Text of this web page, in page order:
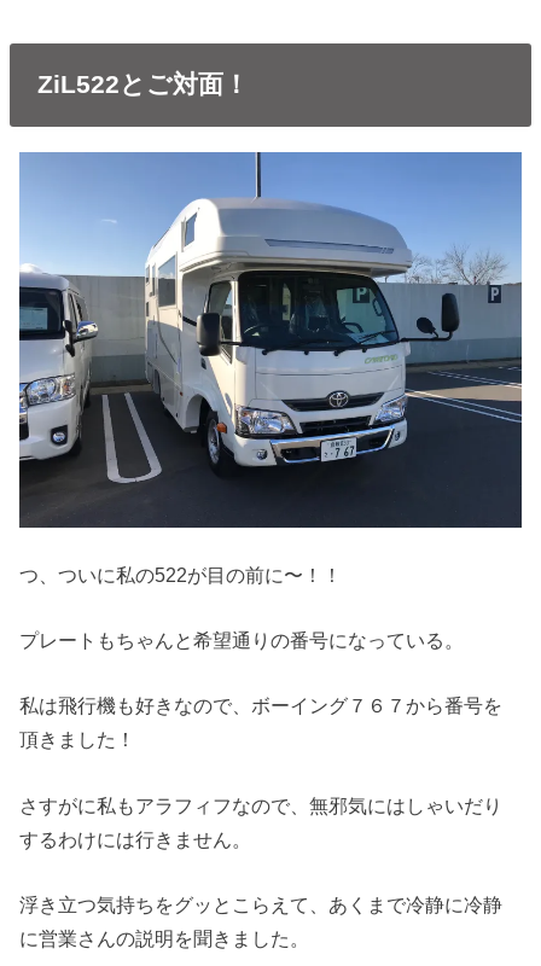
ZiL522とご対面！
つ、ついに私の522が目の前に〜！！
プレートもちゃんと希望通りの番号になっている。
私は飛行機も好きなので、ボーイング７６７から番号を
頂きました！
さすがに私もアラフィフなので、無邪気にはしゃいだり
するわけには行きません。
浮き立つ気持ちをグッとこらえて、あくまで冷静に冷静
に営業さんの説明を聞きました。